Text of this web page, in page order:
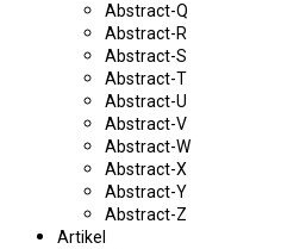
Abstract-Q
Abstract-R
Abstract-S
Abstract-T
Abstract-U
Abstract-V
Abstract-W
Abstract-X
Abstract-Y
Abstract-Z
Artikel